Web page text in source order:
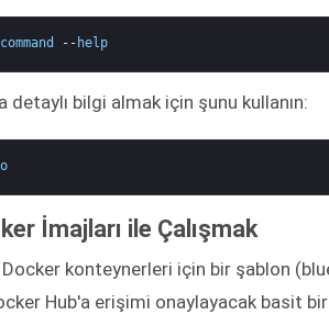
-- help
detaylı bilgi almak için şunu kullanın:
İmajları ile Çalışmak
Docker konteynerleri için bir şablon
Hub'a erişimi onaylayacak basit